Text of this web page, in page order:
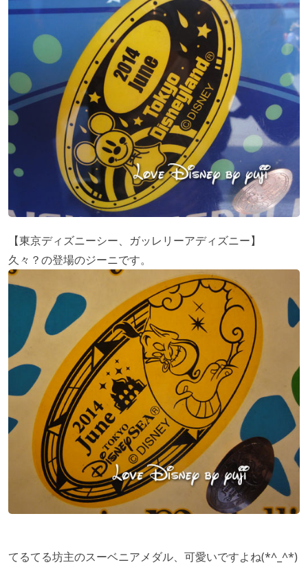
【東京ディズニーシー、ガッレリーアディズニー】
久々？の登場のジーニです。
てるてる坊主のスーベニアメダル、可愛いですよね(*^_^*)